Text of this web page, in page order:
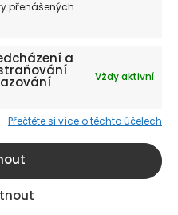
přenášených
a
Vždy aktivní
Přečtěte si více o těchto účelech